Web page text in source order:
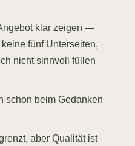
klar zeigen —
fünf Unterseiten,
nicht sinnvoll füllen
schon beim Gedanken
aber Qualität ist